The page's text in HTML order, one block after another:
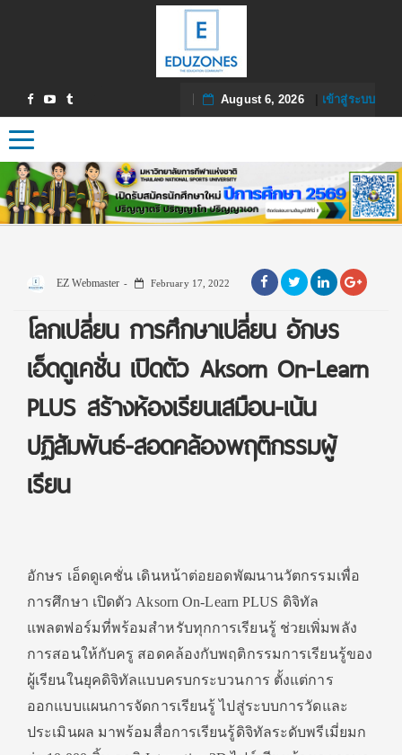
August 6, 2026| เข้าสู่ระบบ
Toggle navigation
EZ Webmaster February 17, 2022
โลกเปลี่ยน การศึกษาเปลี่ยน อักษร
เอ็ดดูเคชั่น เปิดตัว Aksorn On-Learn
PLUS สร้างห้องเรียนเสมือน-เน้น
ปฏิสัมพันธ์-สอดคล้องพฤติกรรมผู้
เรียน
อักษร เอ็ดดูเคชั่น เดินหน้าต่อยอดพัฒนานวัตกรรมเพื่อ
การศึกษา เปิดตัว Aksorn On-Learn PLUS ดิจิทัล
แพลตฟอร์มที่พร้อมสำหรับทุกการเรียนรู้ ช่วยเพิ่มพลัง
การสอนให้กับครู สอดคล้องกับพฤติกรรมการเรียนรู้ของ
ผู้เรียนในยุคดิจิทัลแบบครบกระบวนการ ตั้งแต่การ
ออกแบบแผนการจัดการเรียนรู้ ไปสู่ระบบการวัดและ
ประเมินผล มาพร้อมสื่อการเรียนรู้ดิจิทัลระดับพรีเมี่ยมก